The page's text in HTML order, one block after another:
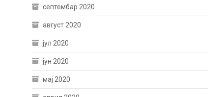
септембар 2020
август 2020
јул 2020
јун 2020
мај 2020